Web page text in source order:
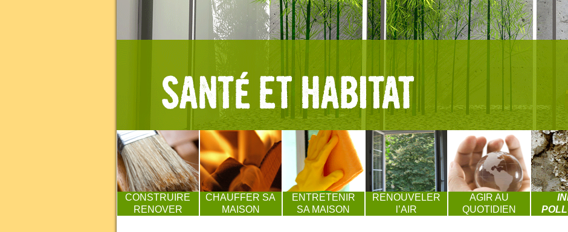
CONSTRUIRE
RENOVER
CHAUFFER SA
MAISON
ENTRETENIR
SA MAISON
RENOUVELER
l’AIR
AGIR AU
QUOTIDIEN